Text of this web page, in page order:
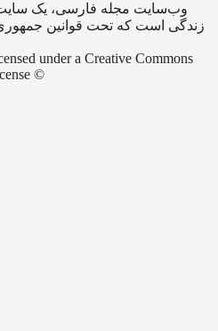
وب‌سایت مجله فارسی، یک
زندگی است که تحت قوانین جمهوری
under a Creative Commons
©️